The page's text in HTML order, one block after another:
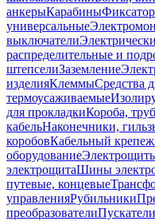
анкерыКарабины
универсальные
выключатели
распределительные и
штепселиЗаземление
изделияКлеммыСредства
термоусаживаемые
для прокладкиКороба,
кабельНаконечники,
коробовКабельный крепеж
оборудование
электрощитаШины
путевые, концевые
управленияРубильники
преобразователи